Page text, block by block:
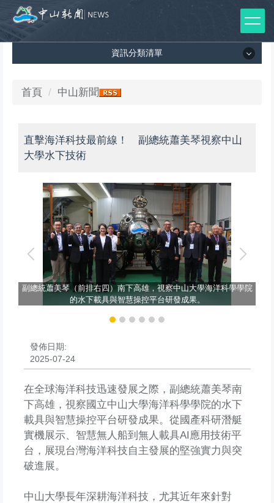
到
主
資訊分類清單
資訊分類清單
媒體報導
出版品
師生榮譽
首頁 中山新聞
直擊海洋科技最前線！ 副總統蕭美琴視察中山
大學水下技術
副總統蕭美琴（前排右四）南下高雄，視察中山大學海洋科學學院
的水下載具與智慧操控平台研發成果。
發佈日期:
2025-07-24
在全球海洋科技迅速發展之際，副總統蕭美琴南
下高雄，視察國立中山大學海洋科學學院的水下
載具與智慧操控平台研發成果。從國產科研潛艇
實機展示、智慧無人船到無人載具AI應用技術平
台，展現台灣海洋科技自主發展的堅強實力與突
破進展。
中山大學長年深耕海洋科技，尤其近年來針對